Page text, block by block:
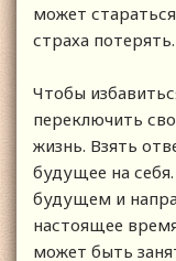
может
страха потерять.
Чтобы
переключить
жизнь. Взять
будущее на
будущем и
настоящее
может быть